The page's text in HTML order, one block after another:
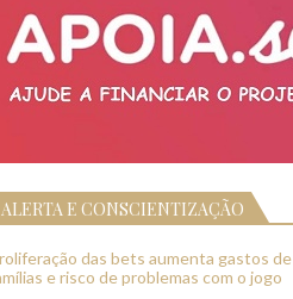
ALERTA E CONSCIENTIZAÇÃO
das bets aumenta gastos de
e risco de problemas com o jogo